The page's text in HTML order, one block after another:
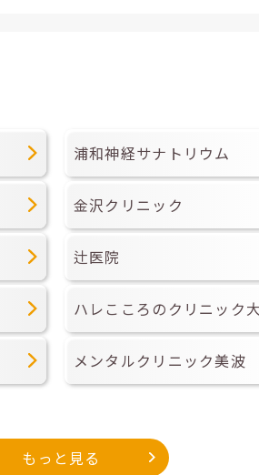
浦和神経サナトリウム
金沢クリニック
辻医院
ハレこころのクリニック
メンタルクリニック美波
もっと見る